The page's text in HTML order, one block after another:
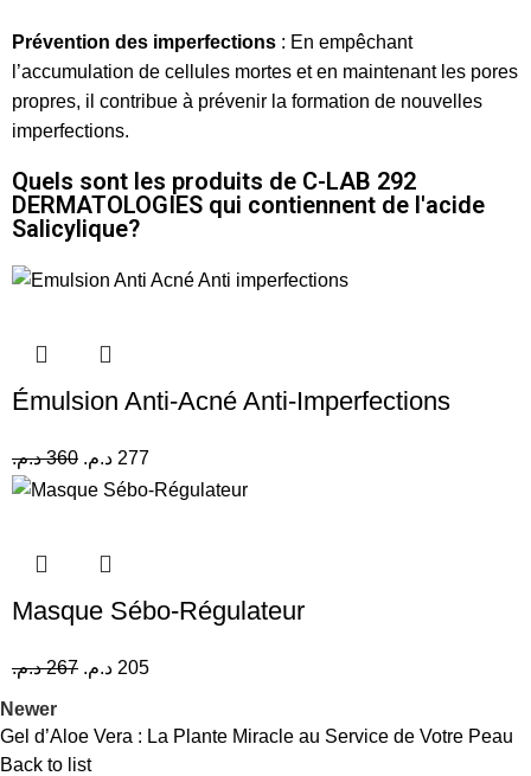
Prévention des imperfections : En empêchant
l’accumulation de cellules mortes et en maintenant les pores
propres, il contribue à prévenir la formation de nouvelles
imperfections.
Quels sont les produits de C-LAB 292
DERMATOLOGIES qui contiennent de l'acide
Salicylique?
Émulsion Anti-Acné Anti-Imperfections
360 د.م. 277 د.م.
Masque Sébo-Régulateur
267 د.م. 205 د.م.
Newer
Gel d’Aloe Vera : La Plante Miracle au Service de Votre Peau
Back to list